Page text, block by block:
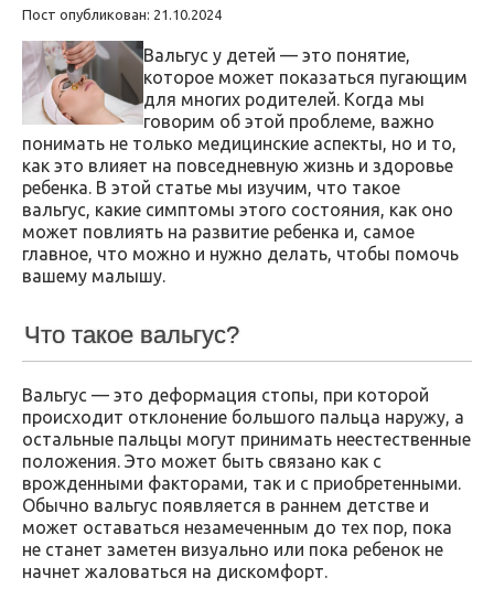
Пост опубликован: 21.10.2024
Вальгус у детей — это понятие,
которое может показаться пугающим
для многих родителей. Когда мы
говорим об этой проблеме, важно
понимать не только медицинские аспекты, но и то,
как это влияет на повседневную жизнь и здоровье
ребенка. В этой статье мы изучим, что такое
вальгус, какие симптомы этого состояния, как оно
может повлиять на развитие ребенка и, самое
главное, что можно и нужно делать, чтобы помочь
вашему малышу.
Что такое вальгус?
Вальгус — это деформация стопы, при которой
происходит отклонение большого пальца наружу, а
остальные пальцы могут принимать неестественные
положения. Это может быть связано как с
врожденными факторами, так и с приобретенными.
Обычно вальгус появляется в раннем детстве и
может оставаться незамеченным до тех пор, пока
не станет заметен визуально или пока ребенок не
начнет жаловаться на дискомфорт.